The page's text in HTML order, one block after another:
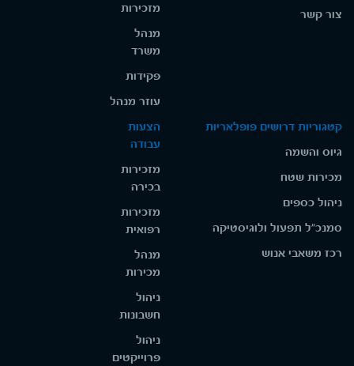
צור קשר
מזכירות
מנהל
משרד
פקידות
עוזר מנהל
קטגוריות דרושים פופלאריות
גיוס והשמה
מכירות שטח
ניהול כספים
סמנכ"ל תפעול ולוגיסטיקה
רכז משאבי אנוש
הצעות
עבודה
מזכירות
בכירה
מזכירות
רפואית
מנהל
מכירות
ניהול
חשבונות
ניהול
פרוייקטים